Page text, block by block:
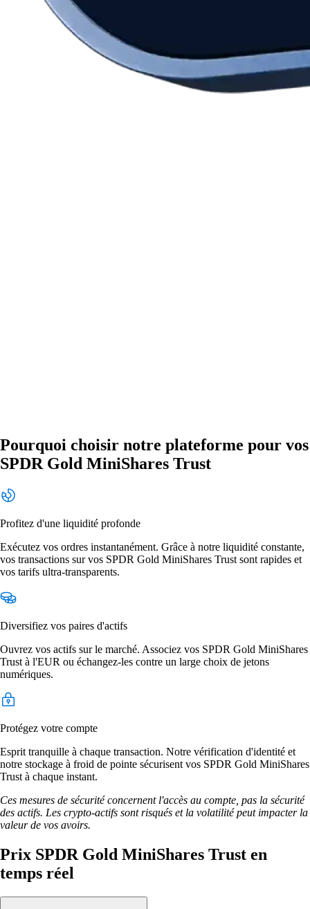
Pourquoi choisir notre plateforme pour vos
SPDR Gold MiniShares Trust
Profitez d'une liquidité profonde
Exécutez vos ordres instantanément. Grâce à notre liquidité constante,
vos transactions sur vos SPDR Gold MiniShares Trust sont rapides et
vos tarifs ultra-transparents.
Diversifiez vos paires d'actifs
Ouvrez vos actifs sur le marché. Associez vos SPDR Gold MiniShares
Trust à l'EUR ou échangez-les contre un large choix de jetons
numériques.
Protégez votre compte
Esprit tranquille à chaque transaction. Notre vérification d'identité et
notre stockage à froid de pointe sécurisent vos SPDR Gold MiniShares
Trust à chaque instant.
Ces mesures de sécurité concernent l'accès au compte, pas la sécurité
des actifs. Les crypto-actifs sont risqués et la volatilité peut impacter la
valeur de vos avoirs.
Prix SPDR Gold MiniShares Trust en
temps réel